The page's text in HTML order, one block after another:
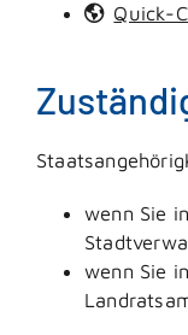
Quick-
wenn Sie
wenn Sie